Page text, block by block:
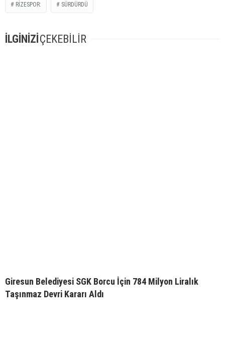
RİZESPOR: SÜRDÜRDÜ
İLGİNİZİÇEKEBİLİR
Giresun Belediyesi SGK Borcu İçin 784 Milyon Liralık
Taşınmaz Devri Kararı Aldı